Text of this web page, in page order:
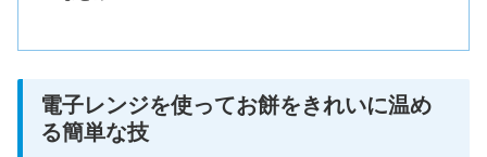
電子レンジを使ってお餅をきれいに温め
る簡単な技